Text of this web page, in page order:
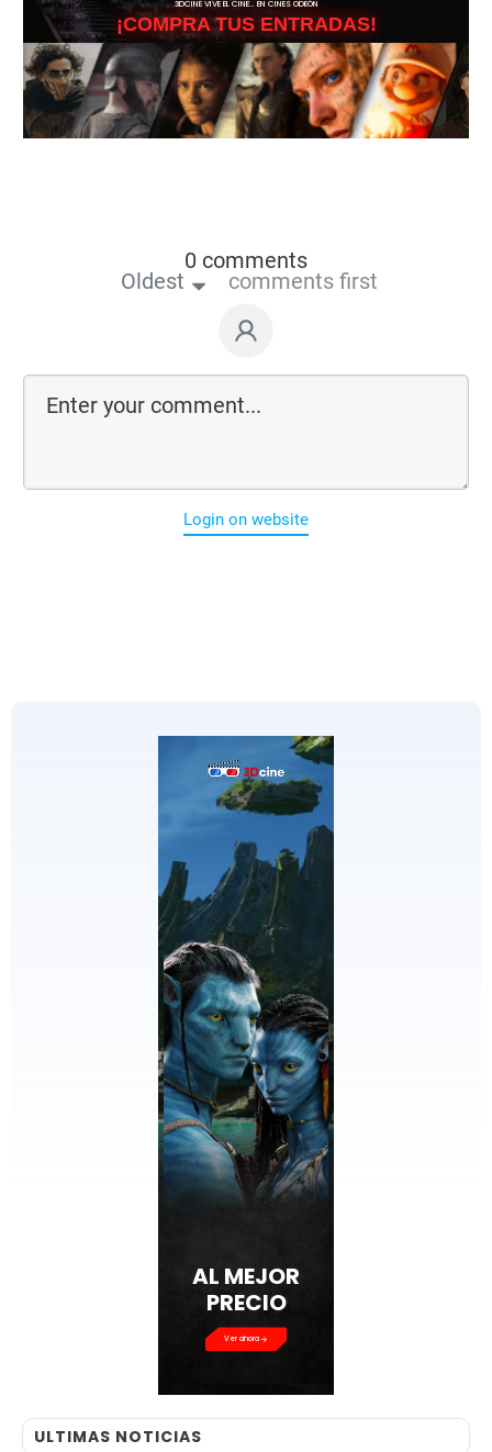
3DCINE VIVE EL CINE… EN CINES ODEÓN
¡COMPRA TUS ENTRADAS!
0 comments
Oldest comments first
Login on website
AL MEJOR
PRECIO
Ver ahora
ULTIMAS NOTICIAS